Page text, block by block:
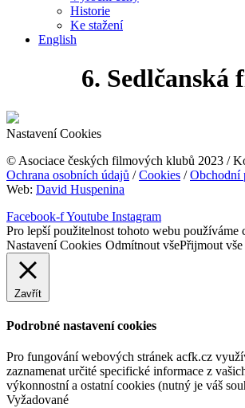
Historie
Ke stažení
English
6. Sedlčanská
Nastavení Cookies
© Asociace českých filmových klubů 2023 /
Ochrana osobních údajů /Cookies /Obchodní
Web: David Huspenina
Facebook-fYoutube Instagram
Pro lepší použitelnost tohoto webu
Nastavení Cookies Odmítnout všePřijmout vše
Zavřít
Podrobné nastavení cookies
Pro fungování webových stránek acfk.cz
zaznamenat určité specifické informace z
výkonnostní a ostatní cookies (nutný je váš
Vyžadované